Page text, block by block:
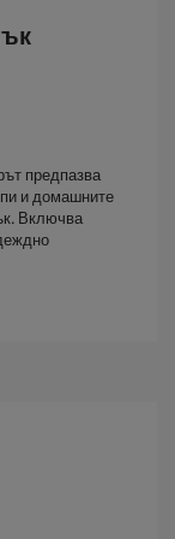
предпазва
и домашните
Включва